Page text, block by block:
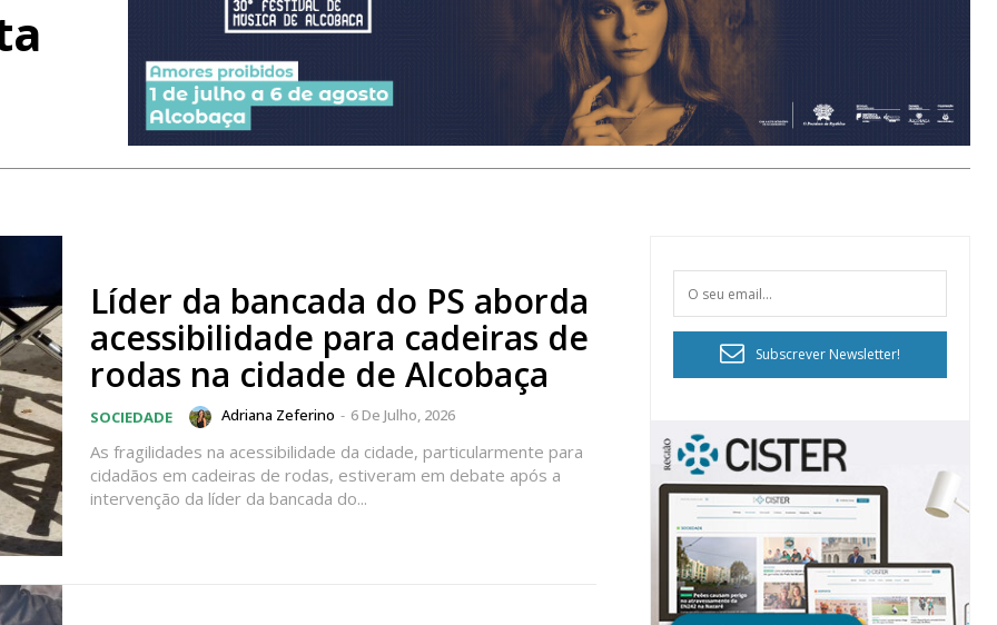
Líder da bancada do PS aborda
acessibilidade para cadeiras de
rodas na cidade de Alcobaça
SOCIEDADE Adriana Zeferino - 6 De Julho, 2026
As fragilidades na acessibilidade da cidade, particularmente para
cidadãos em cadeiras de rodas, estiveram em debate após a
intervenção da líder da bancada do...
Subscrever Newsletter!